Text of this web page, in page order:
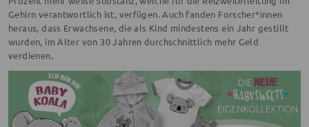
Gehirn verantwortlich ist, verfügen. Auch fanden Forscher*innen
heraus, dass Erwachsene, die als Kind mindestens ein Jahr gestillt
wurden, im Alter von 30 Jahren durchschnittlich mehr Geld
verdienen.